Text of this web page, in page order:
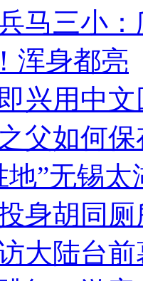
马三小
浑身都亮
兴用中
父如何
地”无锡
身胡同
大陆台